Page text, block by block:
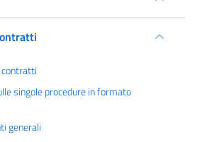
contratti
singole procedure in formato
generali